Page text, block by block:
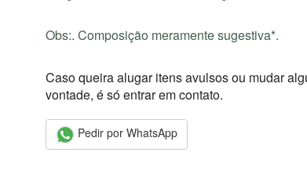
Obs:. Composição meramente sugestiva*.
Caso queira alugar itens avulsos ou mudar
vontade, é só entrar em contato.
Pedir por WhatsApp